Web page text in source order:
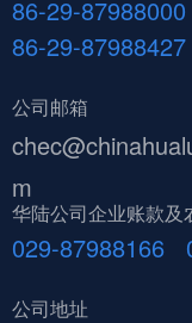
86-29-87988000
86-29-87988427
公司邮箱
m
公司地址
华陆公司企业账款及
029-87988166